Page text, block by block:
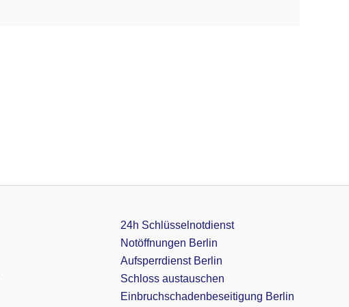
24h Schlüsselnotdienst
Notöffnungen Berlin
Aufsperrdienst Berlin
Schloss austauschen
Einbruchschadenbeseitigung Berlin